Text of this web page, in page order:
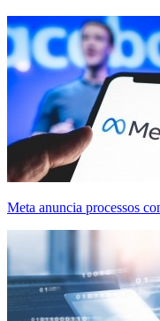
Meta anuncia processos